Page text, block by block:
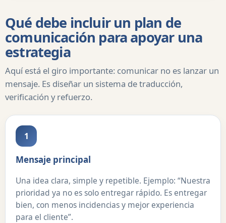
Qué debe incluir un plan de
comunicación para apoyar una
estrategia
Aquí está el giro importante: comunicar no es lanzar un
mensaje. Es diseñar un sistema de traducción,
verificación y refuerzo.
1
Mensaje principal
Una idea clara, simple y repetible. Ejemplo: “Nuestra
prioridad ya no es solo entregar rápido. Es entregar
bien, con menos incidencias y mejor experiencia
para el cliente”.